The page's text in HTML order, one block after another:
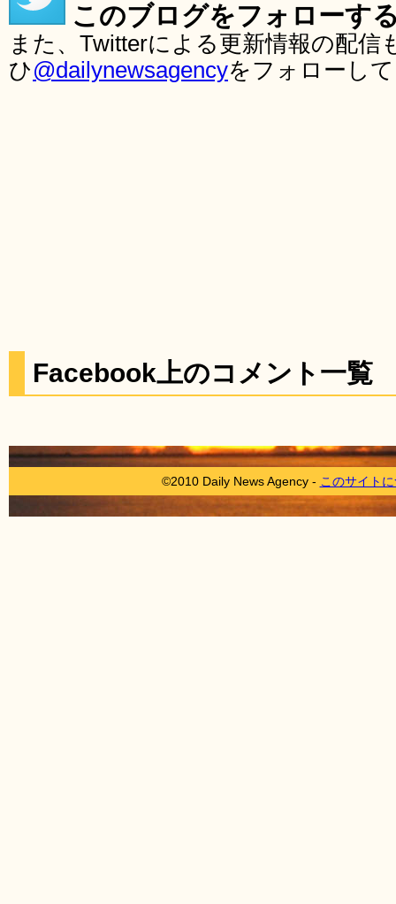
このブログをフォローす
また、Twitterによる更新情報の配
ひ@dailynewsagencyをフォローし
Facebook上のコメント一覧
©2010 Daily News Agency - このサイト